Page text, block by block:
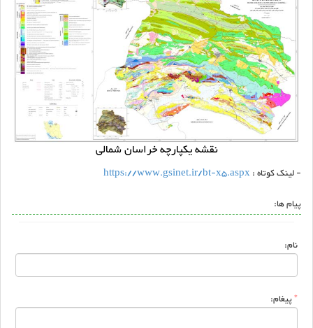
نقشه یکپارچه خراسان شمالی
- لینک کوتاه : https://www.gsinet.ir/bt-x5.aspx
پیام ها:
نام:
*پیغام: